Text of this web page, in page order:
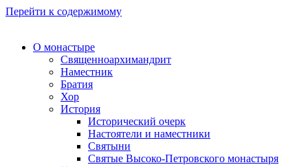
Перейти к содержимому
О монастыре
Священноархимандрит
Наместник
Братия
Хор
История
Исторический очерк
Настоятели и наместники
Святыни
Святые Высоко-Петровского монастыря